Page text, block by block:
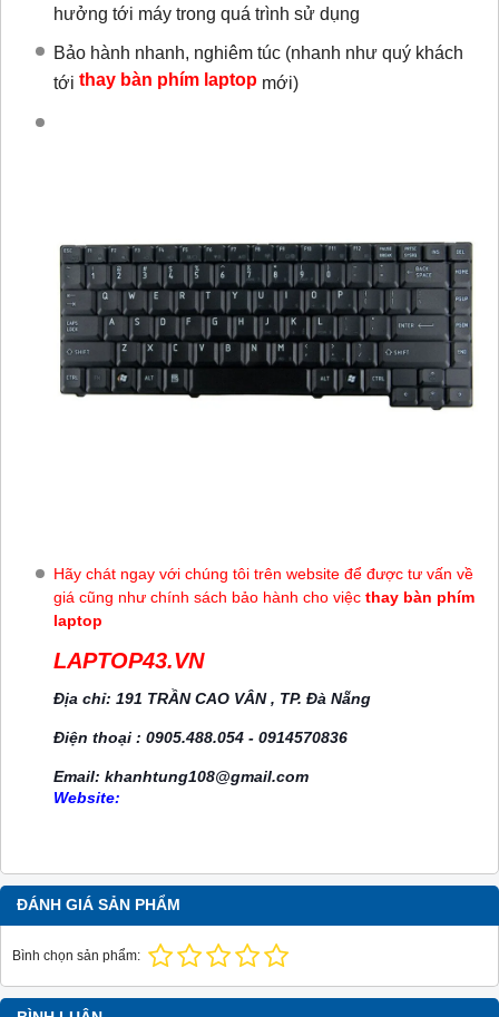
hưởng tới máy trong quá trình sử dụng
Bảo hành nhanh, nghiêm túc (nhanh như quý khách
tới thay bàn phím laptopmới)
Hãy chát ngay với chúng tôi trên website để được tư vấn về
giá cũng như chính sách bảo hành cho việc thay bàn phím
laptop
LAPTOP43.VN
Địa chỉ: 191 TRẦN CAO VÂN , TP. Đà Nẵng
Điện thoại : 0905.488.054 - 0914570836
Email: khanhtung108@gmail.com
Website:
ĐÁNH GIÁ SẢN PHẨM
Bình chọn sản phẩm: